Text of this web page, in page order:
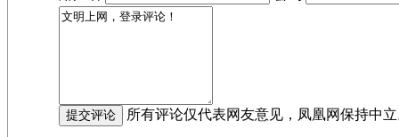
所有评论仅代表网友意见，凤凰网保持中